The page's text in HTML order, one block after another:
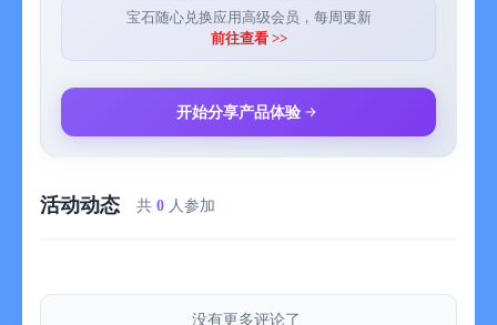
别再让压力控制你的人生了！立即下载【Relax】，开启你的“佛
系”生活模式，享受每一个轻松自在的当下！你值得拥有这份平静
和快乐！
1、订阅服务：用户管理订阅，确认购买并付款后计入iTunes账
订阅周期顺延一个订阅周期。
订阅即可。如未在订阅期结束的至少24小时前关闭订阅，此订阅
宝石随心兑换应用高级会员，每周更新
前往查看 >>
开始分享产品体验
活动动态 共 0 人参加
没有更多评论了